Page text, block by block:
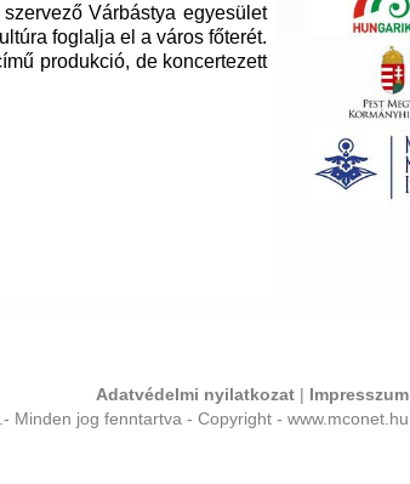
Várbástya egyesület
foglalja el a város főterét.
produkció, de koncertezett
Adatvédelmi nyilatkozat | Impresszum
Minden jog fenntartva - Copyright - www.mconet.hu